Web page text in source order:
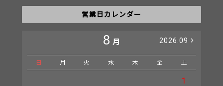
営業日カレンダー
8 月 2026.09
日 月 火 水 木 金 土
1